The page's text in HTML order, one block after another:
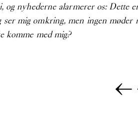
nyhederne alarmerer os: Dette
mig omkring, men ingen møder
komme med mig?
←